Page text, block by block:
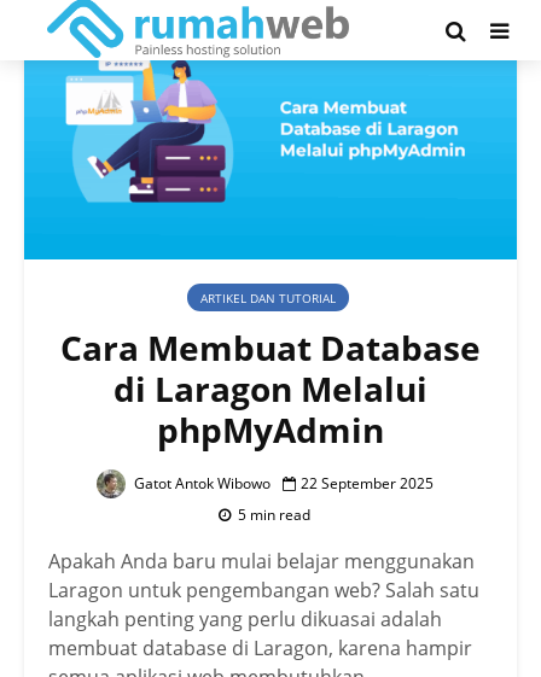
ARTIKEL DAN TUTORIAL
Cara Membuat Database
di Laragon Melalui
phpMyAdmin
Gatot Antok Wibowo
22 September 2025
5 min read
Apakah Anda baru mulai belajar menggunakan
Laragon untuk pengembangan web? Salah satu
langkah penting yang perlu dikuasai adalah
membuat database di Laragon, karena hampir